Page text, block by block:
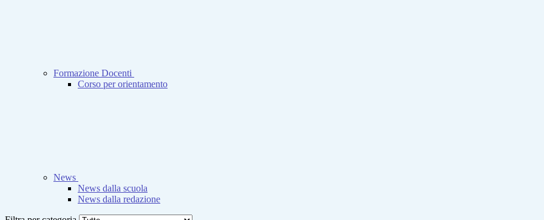
Formazione Docenti
Corso per orientamento
News
News dalla scuola
News dalla redazione